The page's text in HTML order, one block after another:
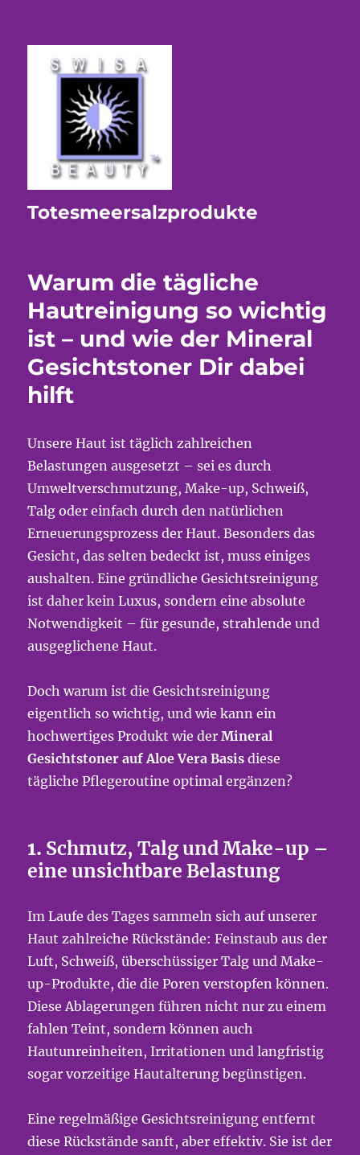
Totesmeersalzprodukte
Warum die tägliche
Hautreinigung so wichtig
ist – und wie der Mineral
Gesichtstoner Dir dabei
hilft
Unsere Haut ist täglich zahlreichen
Belastungen ausgesetzt – sei es durch
Umweltverschmutzung, Make-up, Schweiß,
Talg oder einfach durch den natürlichen
Erneuerungsprozess der Haut. Besonders das
Gesicht, das selten bedeckt ist, muss einiges
aushalten. Eine gründliche Gesichtsreinigung
ist daher kein Luxus, sondern eine absolute
Notwendigkeit – für gesunde, strahlende und
ausgeglichene Haut.
Doch warum ist die Gesichtsreinigung
eigentlich so wichtig, und wie kann ein
hochwertiges Produkt wie derMineral
Gesichtstoner auf Aloe Vera Basis diese
tägliche Pflegeroutine optimal ergänzen?
1. Schmutz, Talg und Make-up –
eine unsichtbare Belastung
Im Laufe des Tages sammeln sich auf unserer
Haut zahlreiche Rückstände: Feinstaub aus der
Luft, Schweiß, überschüssiger Talg und Make-
up-Produkte, die die Poren verstopfen können.
Diese Ablagerungen führen nicht nur zu einem
fahlen Teint, sondern können auch
Hautunreinheiten, Irritationen und langfristig
sogar vorzeitige Hautalterung begünstigen.
Eine regelmäßige Gesichtsreinigung entfernt
diese Rückstände sanft, aber effektiv. Sie ist der